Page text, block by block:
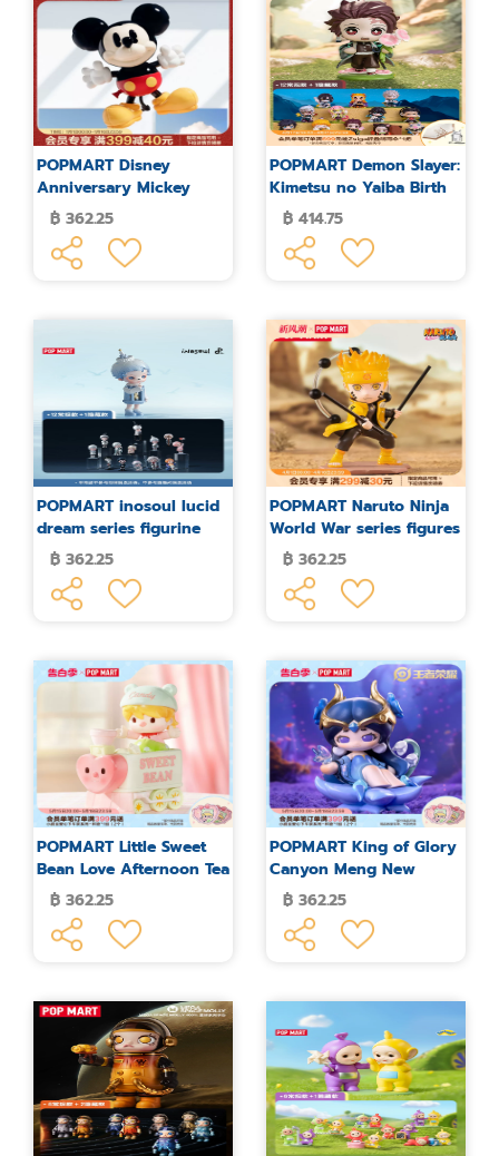
POPMART Disney
Anniversary Mickey
Curious Unbounded
Series Blind Box
฿ 362.25
POPMART Demon Slayer:
Kimetsu no Yaiba Birth
Flower Series Blind Box
Figure
฿ 414.75
POPMART inosoul lucid
dream series figurine
blind box
฿ 362.25
POPMART Naruto Ninja
World War series figures
blind box
฿ 362.25
POPMART Little Sweet
Bean Love Afternoon Tea
Series Blind Box Figure
฿ 362.25
POPMART King of Glory
Canyon Meng New
Dream Forest Series
Figures Blind Box
฿ 362.25